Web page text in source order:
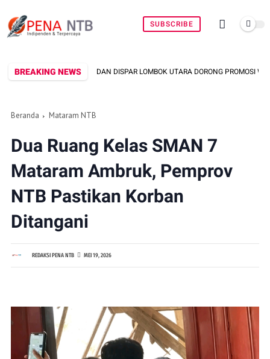
SUBSCRIBE
BREAKING NEWS
DAN DISPAR LOMBOK UTARA DORONG PROMOSI WASTRA LOKAL LEWAT
Beranda Mataram NTB
Dua Ruang Kelas SMAN 7
Mataram Ambruk, Pemprov
NTB Pastikan Korban
Ditangani
REDAKSI PENA NTB MEI 19, 2026